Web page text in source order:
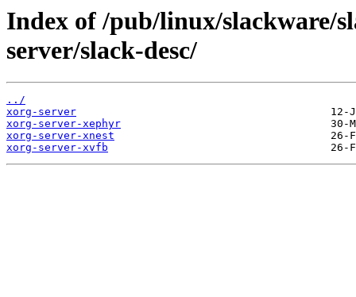
Index of /pub/linux/slackware/
server/slack-desc/
../
xorg-server
xorg-server-xephyr
xorg-server-xnest
xorg-server-xvfb